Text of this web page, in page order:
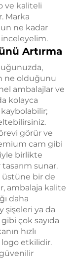
ve kaliteli
Marka
ne kadar
Artırma
ne olduğunu
ambalajlar ve
kolayca
görür ve
cam gibi
birlikte
tasarım sunar.
üstüne bir de
ambalaja kalite
daha
şişeleri ya da
çok sayıda
hızlı
logo etkilidir.